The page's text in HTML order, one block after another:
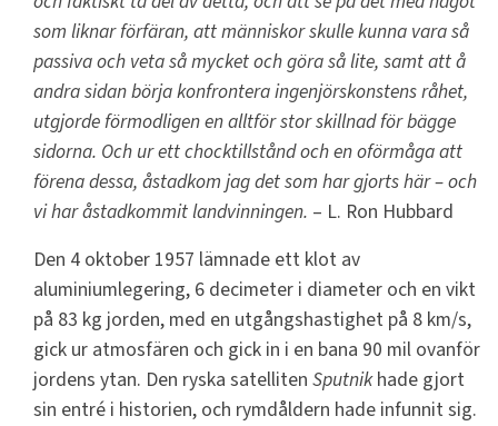
som liknar förfäran, att människor skulle kunna vara så
passiva och veta så mycket och göra så lite, samt att å
andra sidan börja konfrontera ingenjörskonstens råhet,
utgjorde förmodligen en alltför stor skillnad för bägge
sidorna. Och ur ett chocktillstånd och en oförmåga att
förena dessa, åstadkom jag det som har gjorts här – och
vi har åstadkommit landvinningen. – L. Ron Hubbard
Den 4 oktober 1957 lämnade ett klot av
aluminiumlegering, 6 decimeter i diameter och en vikt
på 83 kg jorden, med en utgångshastighet på 8 km/s,
gick ur atmosfären och gick in i en bana 90 mil ovanför
jordens ytan. Den ryska satelliten Sputnikhade gjort
sin entré i historien, och rymdåldern hade infunnit sig.